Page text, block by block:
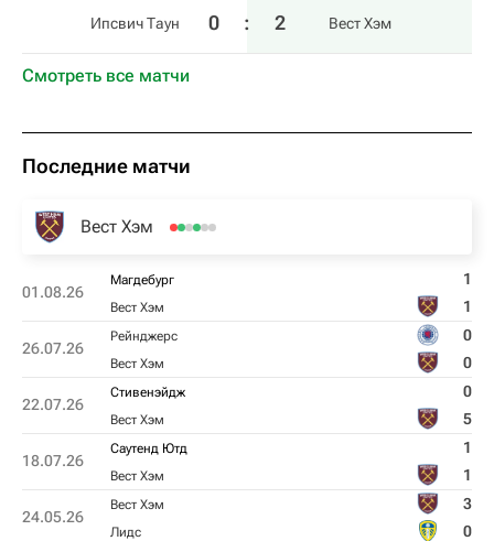
Ипсвич Таун 0 : 2 Вест Хэм
Смотреть все матчи
Последние матчи
Вест Хэм
01.08.26
Магдебург 1
Вест Хэм 1
26.07.26
Рейнджерс 0
Вест Хэм 0
22.07.26
Стивенэйдж 0
Вест Хэм 5
18.07.26
Саутенд Ютд 1
Вест Хэм 1
24.05.26
Вест Хэм 3
Лидс 0